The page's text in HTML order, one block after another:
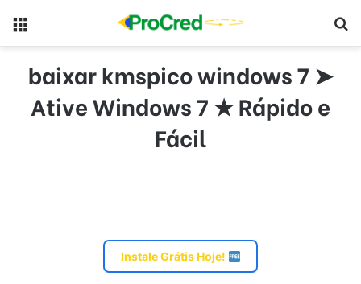
baixar kmspico windows 7 ➤
Ative Windows 7 ★ Rápido e
Fácil
Instale Grátis Hoje!